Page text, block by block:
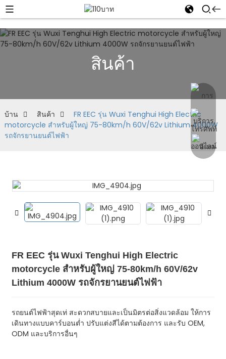
สินค้า
บ้าน สินค้า
FR EEC รุ่น Wuxi Tenghui High Electric
motorcycle สำหรับผู้ใหญ่ 75-80km/h 60V/62v Lithium 4000W
รถจักรยานยนต์ไฟฟ้า
FR EEC รุ่น Wuxi Tenghui High Electric
motorcycle สำหรับผู้ใหญ่ 75-80km/h 60V/62v
Lithium 4000W รถจักรยานยนต์ไฟฟ้า
รถยนต์ไฟฟ้าสุดเท่ สะดวกสบายและเป็นมิตรต่อสิ่งแวดล้อม ให้การ
เดินทางแบบคาร์บอนต่ำ ปรับแต่งสีได้ตามต้องการ และรับ OEM,
ODM และบริการอื่นๆ